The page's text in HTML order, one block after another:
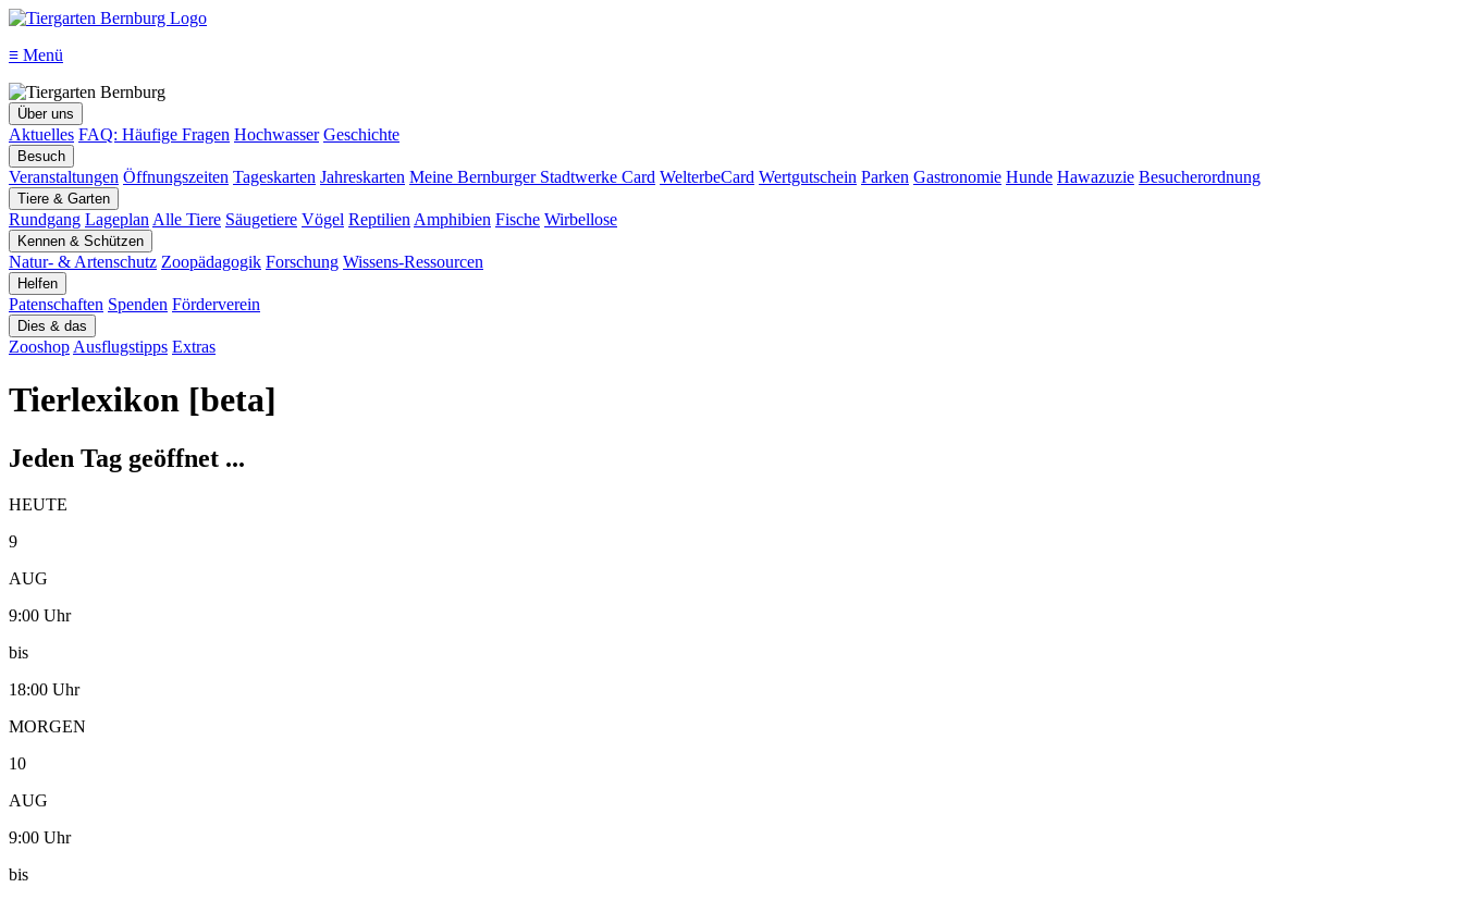
≡ Menü
Über uns
Aktuelles FAQ: Häufige Fragen Hochwasser Geschichte
Besuch
Veranstaltungen Öffnungszeiten Tageskarten Jahreskarten Meine Bernburger Stadtwerke Card WelterbeCard Wertgutschein Parken Gastronomie Hunde Hawazuzie Besucherordnung
Tiere & Garten
Rundgang Lageplan Alle Tiere Säugetiere Vögel Reptilien Amphibien Fische Wirbellose
Kennen & Schützen
Natur- & Artenschutz Zoopädagogik Forschung Wissens-Ressourcen
Helfen
Patenschaften Spenden Förderverein
Dies & das
Zooshop Ausflugstipps Extras
Tierlexikon [beta]
Jeden Tag geöffnet ...
HEUTE
9
AUG
9:00 Uhr
bis
18:00 Uhr
MORGEN
10
AUG
9:00 Uhr
bis